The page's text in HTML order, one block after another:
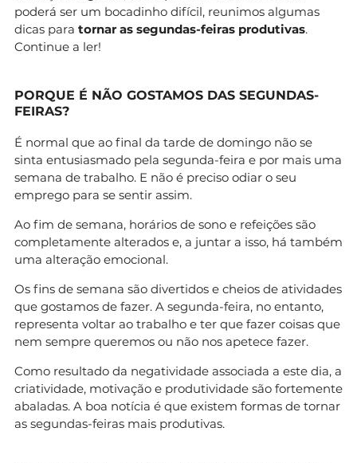
poderá ser um bocadinho difícil, reunimos algumas
dicas para tornar as segundas-feiras produtivas.
Continue a ler!
PORQUE É NÃO GOSTAMOS DAS SEGUNDAS-
FEIRAS?
É normal que ao final da tarde de domingo não se
sinta entusiasmado pela segunda-feira e por mais uma
semana de trabalho. E não é preciso odiar o seu
emprego para se sentir assim.
Ao fim de semana, horários de sono e refeições são
completamente alterados e, a juntar a isso, há também
uma alteração emocional.
Os fins de semana são divertidos e cheios de atividades
que gostamos de fazer. A segunda-feira, no entanto,
representa voltar ao trabalho e ter que fazer coisas que
nem sempre queremos ou não nos apetece fazer.
Como resultado da negatividade associada a este dia, a
criatividade, motivação e produtividade são fortemente
abaladas. A boa notícia é que existem formas de tornar
as segundas-feiras mais produtivas.